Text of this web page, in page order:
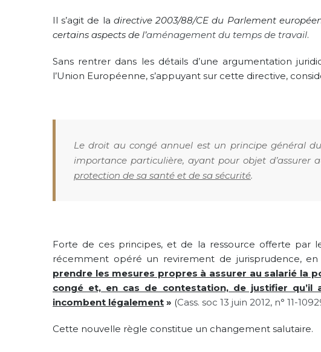
Il s’agit de la directive 2003/88/CE du Parlement
certains aspects de l’aménagement du temps de travail.
Sans rentrer dans les détails d’une argumentation
l’Union Européenne, s’appuyant sur cette directive,
Le droit au congé annuel est un principe général
importance particulière, ayant pour objet d’assurer
protection de sa santé et de sa sécurité.
Forte de ces principes, et de la ressource offerte par
récemment opéré un revirement de jurisprudence, en
prendre les mesures propres à assurer au salarié la
congé et, en cas de contestation, de justifier
incombent légalement » (Cass. soc 13 juin 2012, n° 11-
Cette nouvelle règle constitue un changement salutaire.